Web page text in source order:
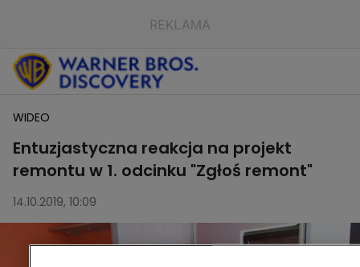
WIDEO
Entuzjastyczna reakcja na projekt
remontu w 1. odcinku "Zgłoś remont"
14.10.2019, 10:09